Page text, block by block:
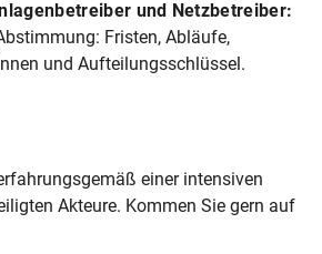
und Netzbetreiber:
Fristen, Abläufe,
und Aufteilungsschlüssel.
einer intensiven
Akteure. Kommen Sie gern auf